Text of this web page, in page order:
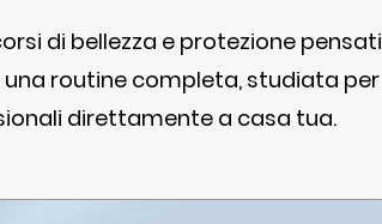
di bellezza e protezione pensati
una routine completa, studiata per
direttamente a casa tua.